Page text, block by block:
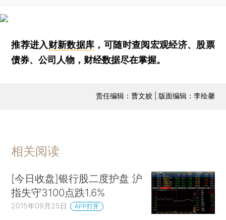
推荐进入财新数据库 ，可随时查阅宏观经济、股票
债券、公司人物，财经数据尽在掌握。
责任编辑：曹文姣 | 版面编辑：李绘馨
相关阅读
[今日收盘]银行股二度护盘 沪
指失守3100点跌1.6%
2015年09月25日 APP打开